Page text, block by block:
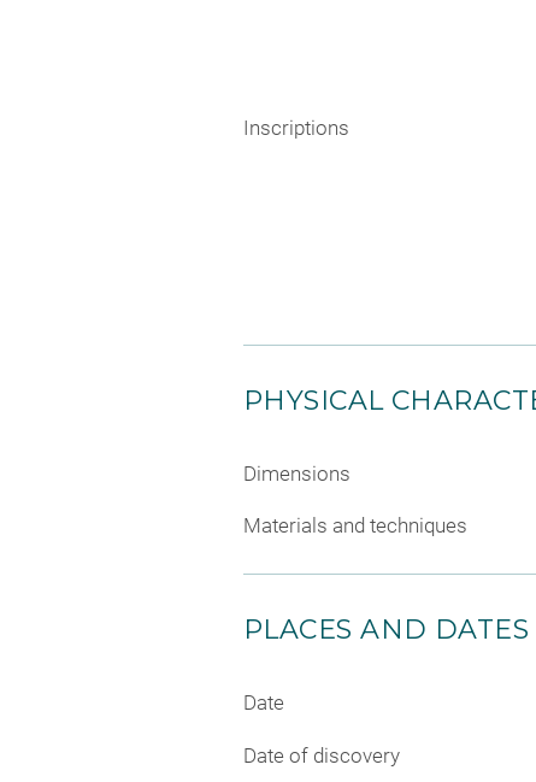
Inscriptions
PHYSICAL
Dimensions
Materials and techniques
PLACES AND DATES
Date
Date of discovery